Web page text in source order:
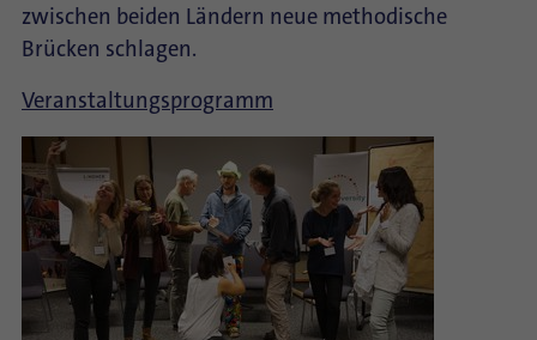
zwischen beiden Ländern neue methodische
Brücken schlagen.
Veranstaltungsprogramm